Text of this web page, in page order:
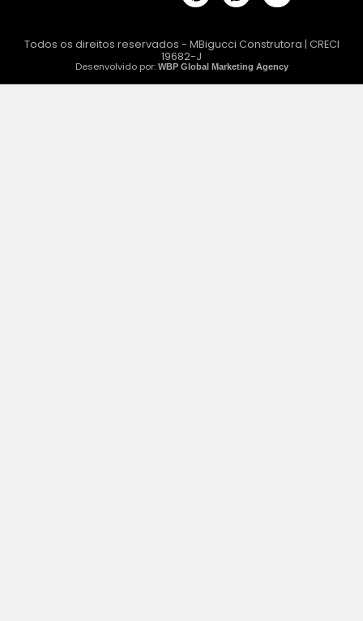
Todos os direitos reservados - MBigucci Construtora | CRECI
19682-J
Desenvolvido por: WBP Global Marketing Agency